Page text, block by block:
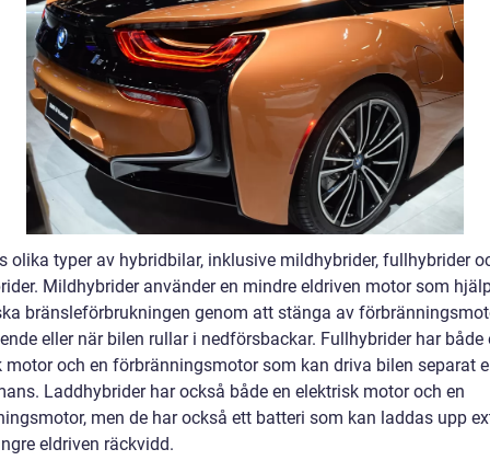
olika typer av hybridbilar, inklusive mildhybrider, fullhybrider
Mildhybrider använder en mindre eldriven motor som
bränsleförbrukningen genom att stänga av
eller när bilen rullar i nedförsbackar. Fullhybrider har både
motor och en förbränningsmotor som kan driva bilen separat
Laddhybrider har också både en elektrisk motor och en
men de har också ett batteri som kan laddas upp
eldriven räckvidd.